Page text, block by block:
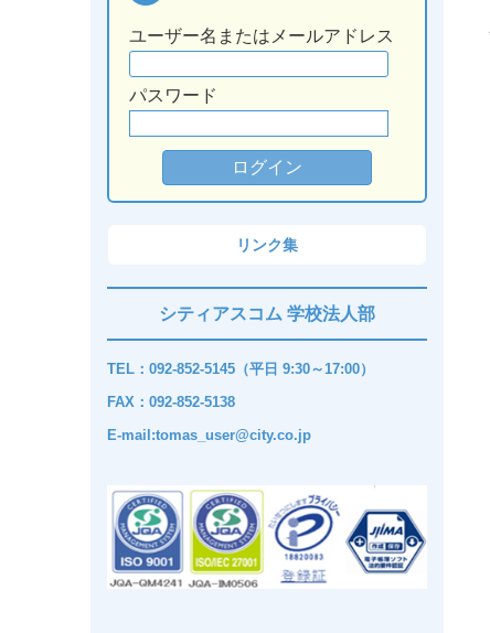
ユーザー名またはメールアドレス
パスワード
リンク集
シティアスコム 学校法人部
TEL：092-852-5145（平日 9:30～17:00）
FAX：092-852-5138
E-mail:tomas_user@city.co.jp